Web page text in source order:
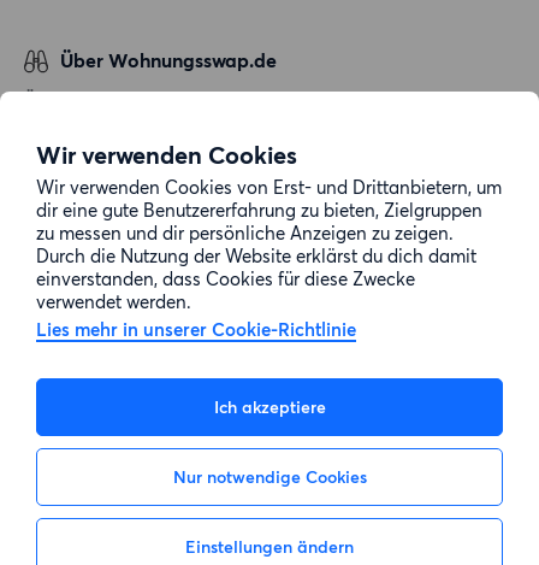
Wir verwenden Cookies
Wir verwenden Cookies von Erst- und Drittanbietern, um
dir eine gute Benutzererfahrung zu bieten, Zielgruppen
zu messen und dir persönliche Anzeigen zu zeigen.
Durch die Nutzung der Website erklärst du dich damit
einverstanden, dass Cookies für diese Zwecke
verwendet werden.
Lies mehr in unserer Cookie-Richtlinie
Ich akzeptiere
Nur notwendige Cookies
Einstellungen ändern
Über Wohnungsswap.de
Über uns
Datenschutz
Cookie-Richtlinie
Sitemap
E-Mail-Adresse: